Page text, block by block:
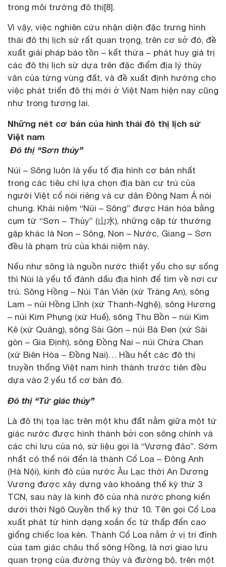
trong môi trường đô thị[8].
Vì vậy, việc nghiên cứu nhận diện đặc trưng hình
thái đô thị lịch sử rất quan trọng, trên cơ sở đó, đề
xuất giải pháp bảo tồn – kết thừa – phát huy giá trị
các đô thị lịch sử dựa trên đặc điểm địa lý thủy
văn của từng vùng đất, và đề xuất định hướng cho
việc phát triển đô thị mới ở Việt Nam hiện nay cũng
như trong tương lai.
Những nét cơ bản của hình thái đô thị lịch sử
Việt nam
Đô thị “Sơn thủy”
Núi – Sông luôn là yếu tố địa hình cơ bản nhất
trong các tiêu chí lựa chọn địa bàn cư trú của
người Việt cổ nói riêng và cư dân Đông Nam Á nói
chung. Khái niệm “Núi – Sông” được Hán hóa bằng
cụm từ “Sơn – Thủy” (山水), những cặp từ thường
gặp khác là Non – Sông, Non – Nước, Giang – Sơn
đều là phạm trù của khái niệm này.
Nếu như sông là nguồn nước thiết yếu cho sự sống
thì Núi là yếu tố đánh dấu địa hình để tìm về nơi cư
trú. Sông Hồng – Núi Tản Viên (xứ Tràng An), sông
Lam – núi Hồng Lĩnh (xứ Thanh-Nghệ), sông Hương
– núi Kim Phụng (xứ Huế), sông Thu Bồn – núi Kim
Kê (xứ Quảng), sông Sài Gòn – núi Bà Đen (xứ Sài
gòn – Gia Định), sông Đồng Nai – núi Chứa Chan
(xứ Biên Hòa – Đồng Nai)… Hầu hết các đô thị
truyền thống Việt nam hình thành trước tiên đều
dựa vào 2 yếu tố cơ bản đó.
Đô thị “Tứ giác thủy”
Là đô thị tọa lạc trên một khu đất nằm giữa một tứ
giác nước được hình thành bởi con sông chính và
các chi lưu của nó, sử liệu gọi là “Vương đảo”. Sớm
nhất có thể nói đến là thành Cổ Loa – Đông Anh
(Hà Nội), kinh đô của nước Âu Lạc thời An Dương
Vương được xây dựng vào khoảng thế kỷ thứ 3
TCN, sau này là kinh đô của nhà nước phong kiến
dưới thời Ngô Quyền thế kỷ thứ 10. Tên gọi Cổ Loa
xuất phát từ hình dạng xoắn ốc từ thấp đến cao
giống chiếc loa kèn. Thành Cổ Loa nằm ở vị trí đỉnh
của tam giác châu thổ sông Hồng, là nơi giao lưu
quan trọng của đường thủy và đường bộ, trên một